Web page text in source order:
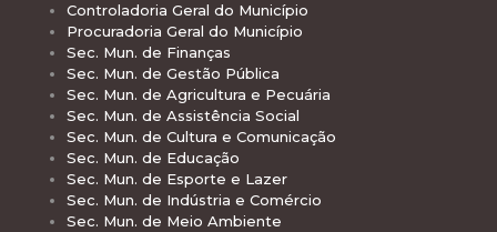
Controladoria Geral do Município
Procuradoria Geral do Município
Sec. Mun. de Finanças
Sec. Mun. de Gestão Pública
Sec. Mun. de Agricultura e Pecuária
Sec. Mun. de Assistência Social
Sec. Mun. de Cultura e Comunicação
Sec. Mun. de Educação
Sec. Mun. de Esporte e Lazer
Sec. Mun. de Indústria e Comércio
Sec. Mun. de Meio Ambiente